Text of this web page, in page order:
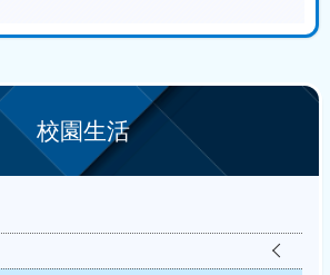
校園生活